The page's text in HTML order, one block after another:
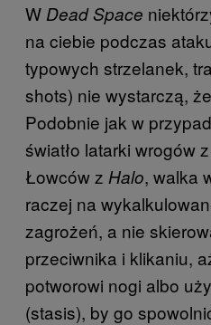
W Dead Space
na ciebie podczas
typowych strzelanek,
shots) nie wystarczą,
Podobnie jak w
światło latarki wrogów z
Łowców z Halo, walka
raczej na
zagrożeń, a nie
przeciwnika i klikaniu,
potworowi nogi albo
(stasis), by go